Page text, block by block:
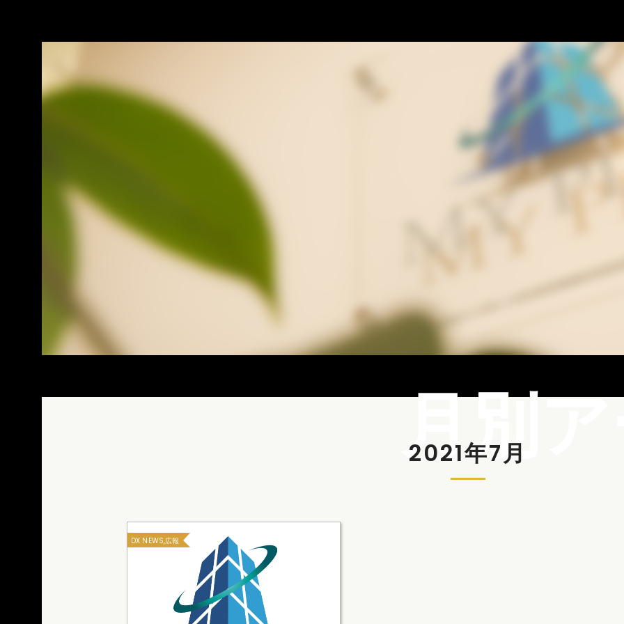
2021年7月
月別
DX NEWS,広報